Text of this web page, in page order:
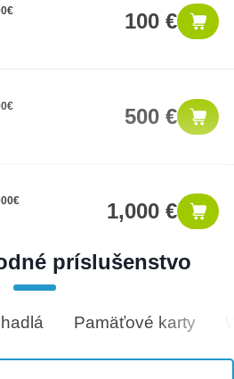
100 €
500 €
1,000 €
príslušenstvo
Pamäťové karty
search